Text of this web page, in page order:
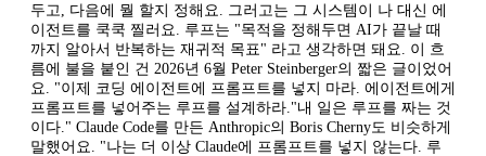
두고, 다음에 뭘 할지 정해요. 그러고는 그 시스템이 나 대신 에
이전트를 쿡쿡 찔러요. 루프는 "목적을 정해두면 AI가 끝날 때
까지 알아서 반복하는 재귀적 목표" 라고 생각하면 돼요. 이 흐
름에 불을 붙인 건 2026년 6월 Peter Steinberger의 짧은 글이었어
요. "이제 코딩 에이전트에 프롬프트를 넣지 마라. 에이전트에게
프롬프트를 넣어주는 루프를 설계하라."내 일은 루프를 짜는 것
이다." Claude Code를 만든 Anthropic의 Boris Cherny도 비슷하게
말했어요. "나는 더 이상 Claude에 프롬프트를 넣지 않는다. 루